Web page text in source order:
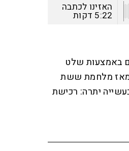
האזינו לכתבה
5:22 דקות
באמצעות שלט
מאז מלחמת ששת
יתרה: רכישת